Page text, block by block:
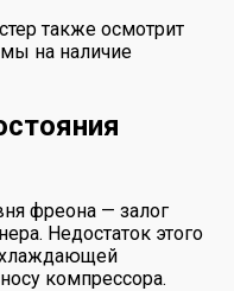
также осмотрит
на наличие
фреона — залог
Недостаток этого
компрессора.